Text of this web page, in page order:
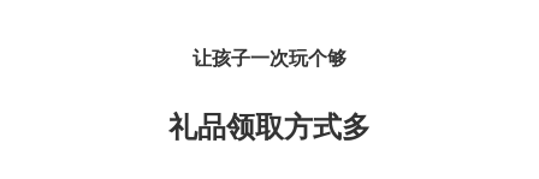
让孩子一次玩个够
礼品领取方式多